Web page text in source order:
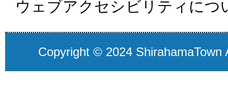
ウェブアクセシビリティにつ
Copyright © 2024 ShirahamaTown